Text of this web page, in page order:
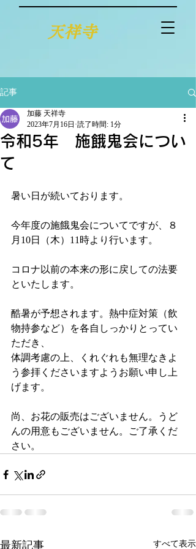
天祥寺
記事
令和5年 施餓鬼会につい
て
加藤 天祥寺
2023年7月16日 読了時間: 1分
暑い日が続いております。
今年度の施餓鬼会についてですが、８
月10日（木）11時より行います。
コロナ以前の本来の形に戻しての法要
といたします。
酷暑が予想されます。熱中症対策（飲
物持参など）を各自しっかりとってい
ただき、
体調考慮の上、くれぐれも無理なきよ
う参拝くださいますようお願い申し上
げます。
尚、お花の販売はございません。うど
んの用意もございません。ご了承くだ
さい。
最新記事 すべて表示